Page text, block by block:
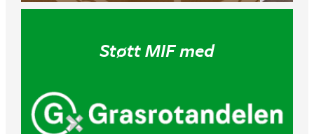
Støtt MIF med